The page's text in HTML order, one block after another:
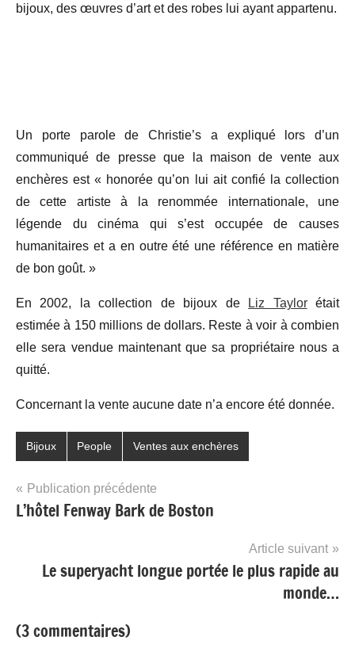
bijoux, des œuvres d’art et des robes lui ayant appartenu.
Un porte parole de Christie’s a expliqué lors d’un
communiqué de presse que la maison de vente aux
enchères est « honorée qu’on lui ait confié la collection
de cette artiste à la renommée internationale, une
légende du cinéma qui s’est occupée de causes
humanitaires et a en outre été une référence en matière
de bon goût. »
En 2002, la collection de bijoux de Liz Taylorétait
estimée à 150 millions de dollars. Reste à voir à combien
elle sera vendue maintenant que sa propriétaire nous a
quitté.
Concernant la vente aucune date n’a encore été donnée.
Bijoux People Ventes aux enchères
Navigation
de
Publication précédente
L’hôtel Fenway Bark de Boston
Article suivant
Le superyacht longue portée le plus rapide au
monde…
(3 commentaires)